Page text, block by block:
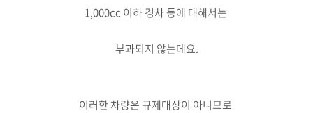
1,000cc 이하 경차 등에 대해서는
부과되지 않는데요.
이러한 차량은 규제대상이 아니므로